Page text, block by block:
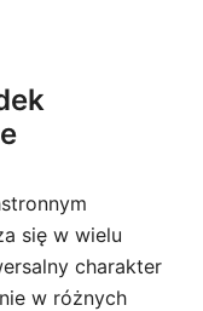
się w wielu
charakter
w różnych